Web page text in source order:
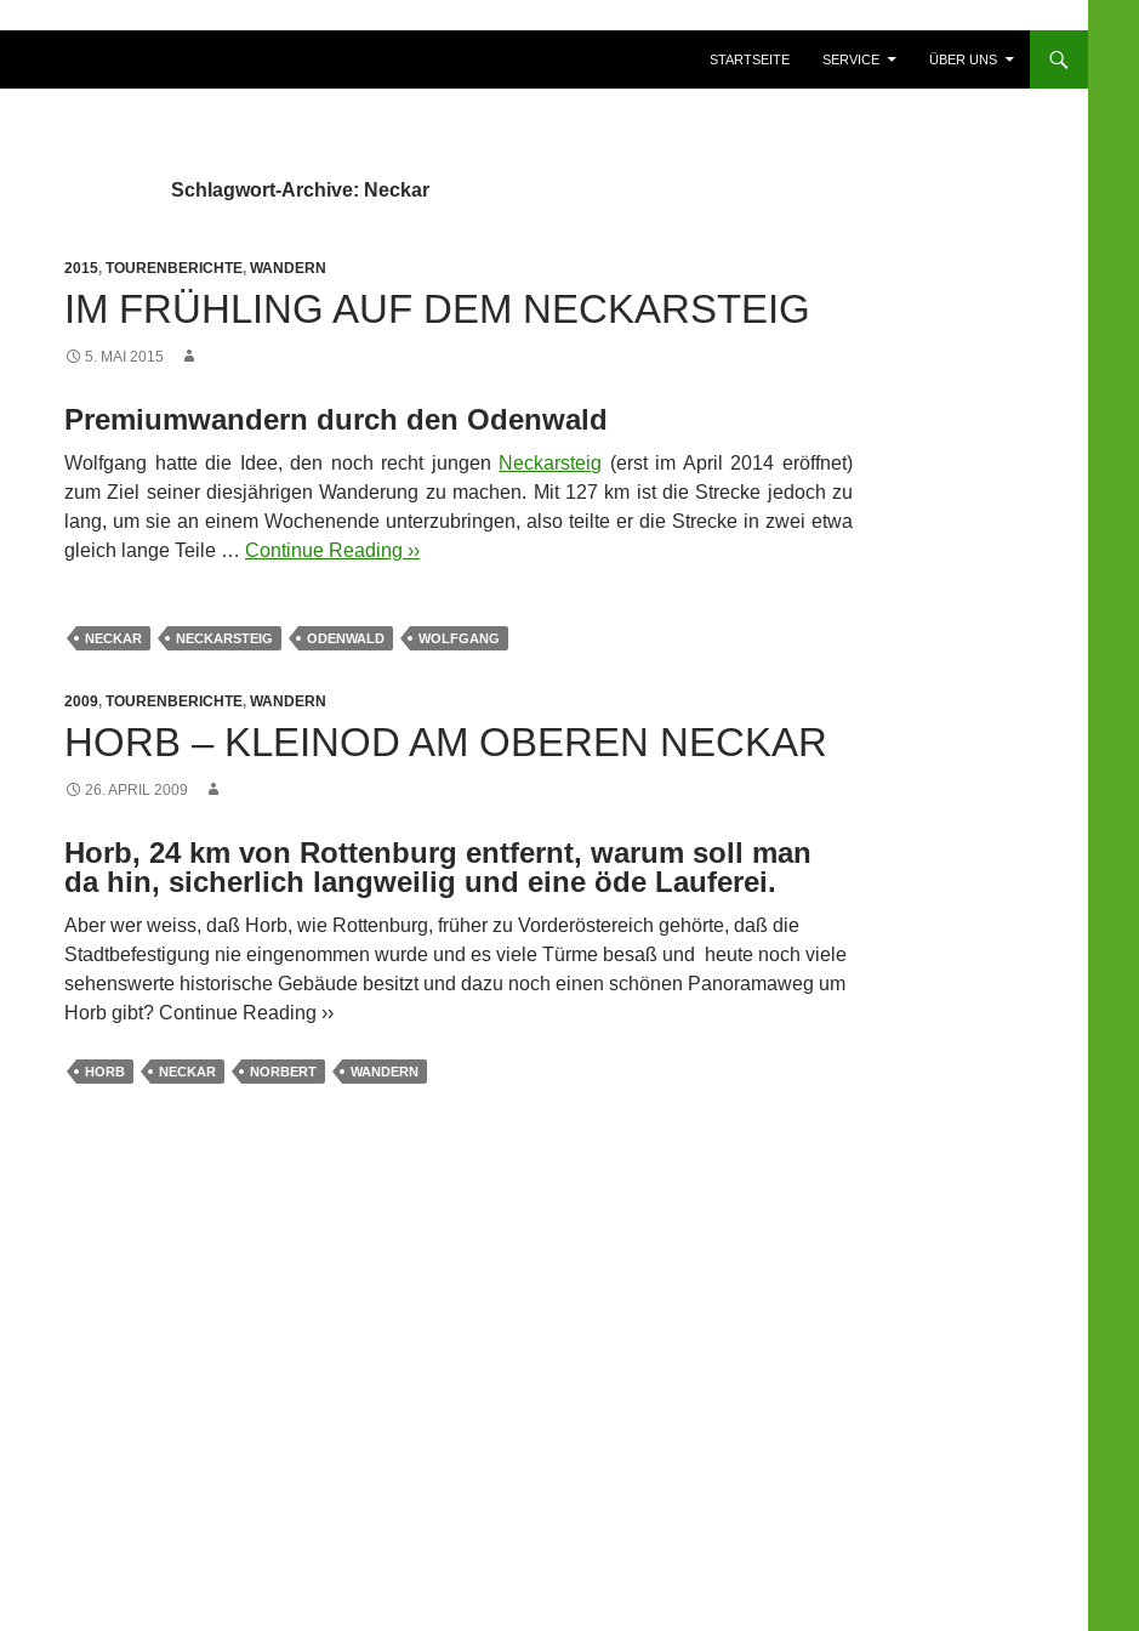
STARTSEITE
SERVICE ÜBER UNS
Schlagwort-Archive: Neckar
2015, TOURENBERICHTE, WANDERN
IM FRÜHLING AUF DEM NECKARSTEIG
5. MAI 2015
Premiumwandern durch den Odenwald
Wolfgang hatte die Idee, den noch recht jungen Neckarsteig (erst im April 2014 eröffnet)
zum Ziel seiner diesjährigen Wanderung zu machen. Mit 127 km ist die Strecke jedoch zu
lang, um sie an einem Wochenende unterzubringen, also teilte er die Strecke in zwei etwa
gleich lange Teile … Continue Reading ››
NECKAR NECKARSTEIG ODENWALD WOLFGANG
2009, TOURENBERICHTE, WANDERN
HORB – KLEINOD AM OBEREN NECKAR
26. APRIL 2009
Horb, 24 km von Rottenburg entfernt, warum soll man
da hin, sicherlich langweilig und eine öde Lauferei.
Aber wer weiss, daß Horb, wie Rottenburg, früher zu Vorderöstereich gehörte, daß die
Stadtbefestigung nie eingenommen wurde und es viele Türme besaß und heute noch viele
sehenswerte historische Gebäude besitzt und dazu noch einen schönen Panoramaweg um
Horb gibt? Continue Reading ››
HORB NECKAR NORBERT WANDERN